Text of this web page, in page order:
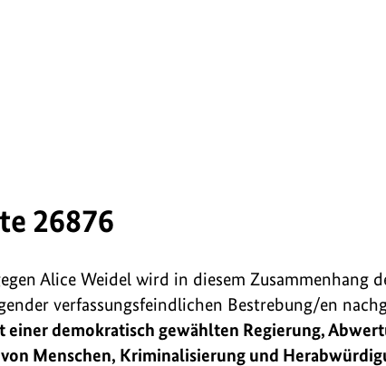
26876
Alice Weidel wird in diesem Zusammenhang
verfassungsfeindlichen Bestrebung/en
einer demokratisch gewählten Regierung,
Menschen, Kriminalisierung und